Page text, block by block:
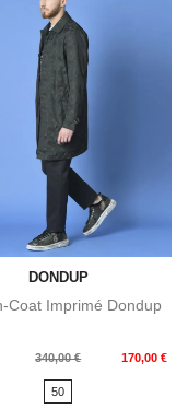
DONDUP
Coat Imprimé Dondup
340,00 € 170,00 €
50